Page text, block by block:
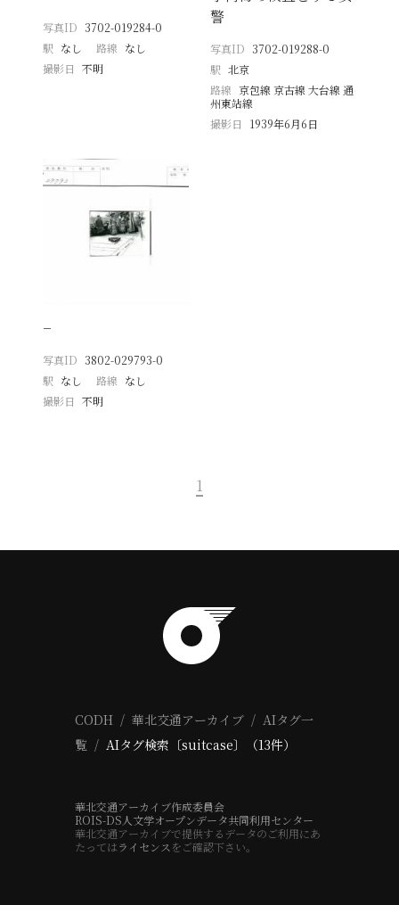
写真ID 3702-019284-0
駅 なし 路線 なし
撮影日
不明
警
写真ID 3702-019288-0
駅 北京
路線 京包線 京古線 大台線 通
州東站線
撮影日
1939年6月6日
−
写真ID 3802-029793-0
駅 なし 路線 なし
撮影日
不明
1
CODH 華北交通アーカイブ
AIタグ一
覧
AIタグ検索〔suitcase〕（13件）
華北交通アーカイブ作成委員会
ROIS-DS人文学オープンデータ共同利用センター
華北交通アーカイブで提供するデータのご利用にあ
たってはライセンス をご確認下さい。